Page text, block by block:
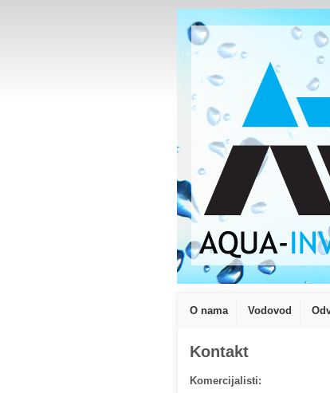
O nama Vodovod
Kontakt
Komercijalisti: